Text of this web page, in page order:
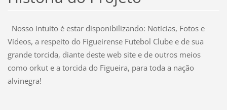
Nosso intuito é estar disponibilizando: Notícias, Fotos e
Vídeos, a respeito do Figueirense Futebol Clube e de sua
grande torcida, diante deste web site e de outros meios
como orkut e a torcida do Figueira, para toda a nação
alvinegra!